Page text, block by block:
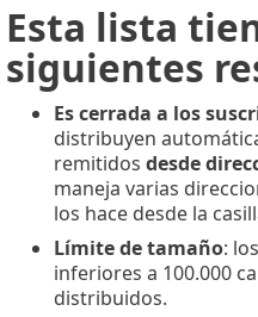
Esta lista
siguientes
Es cerrada a los
distribuyen
remitidos desde
maneja varias
los hace desde la
Límite de tamaño:
inferiores a 100.000
distribuidos.